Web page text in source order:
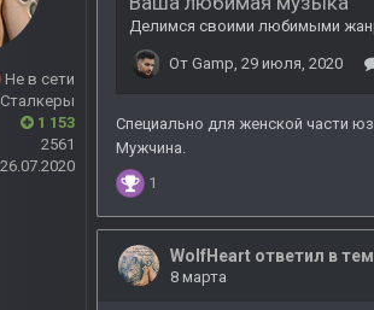
Не в сети
Сталкеры
1 153
2561
26.07.2020